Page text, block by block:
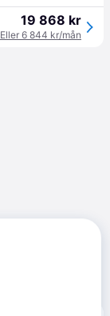
19 868 kr
Eller 6 844 kr/mån